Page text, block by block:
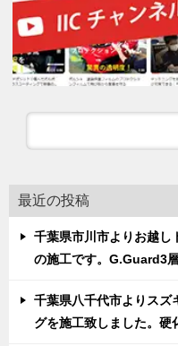
最近の投稿
千葉県市川市よりお越し
の施工です。G.Guard3
千葉県八千代市よりスズ
グを施工致しました。